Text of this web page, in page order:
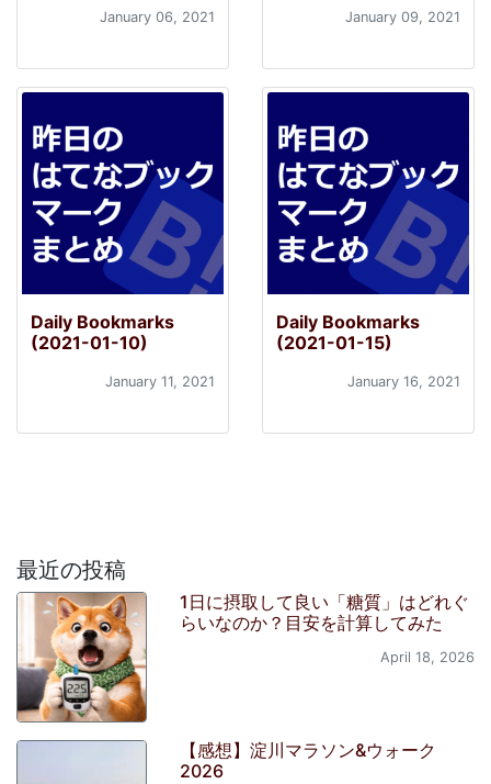
January 06, 2021 January 09, 2021
Daily Bookmarks
(2021-01-10)
January 11, 2021
Daily Bookmarks
(2021-01-15)
January 16, 2021
最近の投稿
1日に摂取して良い「糖質」はどれぐ
らいなのか？目安を計算してみた
April 18, 2026
【感想】淀川マラソン&ウォーク
2026